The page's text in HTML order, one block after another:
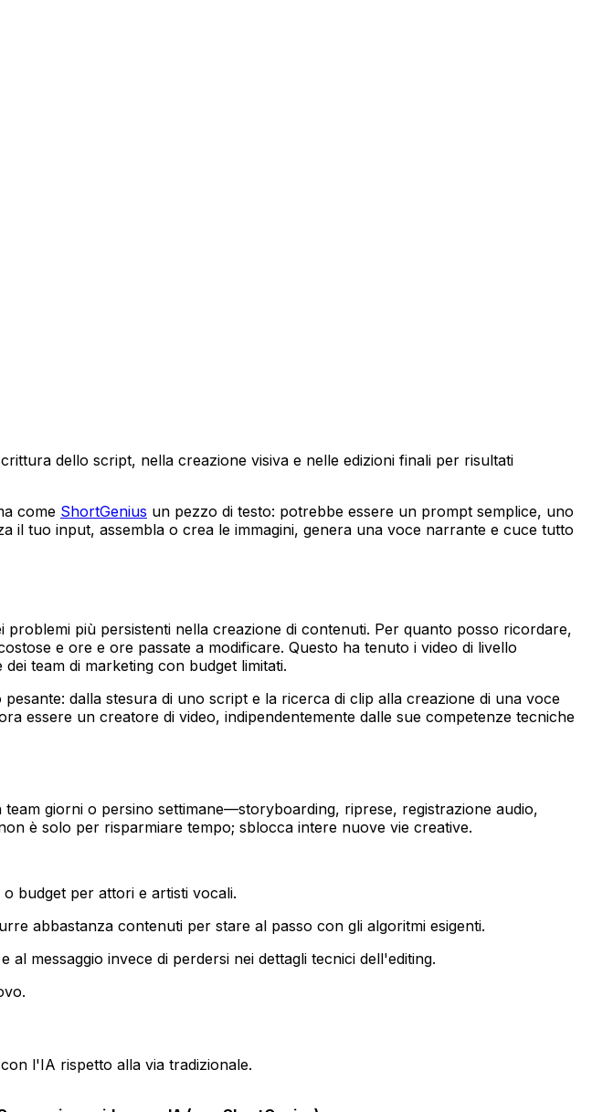
dello script, nella creazione visiva e nelle edizioni finali per risultati
come ShortGenius un pezzo di testo: potrebbe essere un prompt semplice, uno
tuo input, assembla o crea le immagini, genera una voce narrante e cuce tutto
più persistenti nella creazione di contenuti. Per quanto posso ricordare,
e ore e ore passate a modificare. Questo ha tenuto i video di livello
team di marketing con budget limitati.
dalla stesura di uno script e la ricerca di clip alla creazione di una voce
essere un creatore di video, indipendentemente dalle sue competenze tecniche
giorni o persino settimane—storyboarding, riprese, registrazione audio,
è solo per risparmiare tempo; sblocca intere nuove vie creative.
budget per attori e artisti vocali.
abbastanza contenuti per stare al passo con gli algoritmi esigenti.
messaggio invece di perdersi nei dettagli tecnici dell'editing.
l'IA rispetto alla via tradizionale.